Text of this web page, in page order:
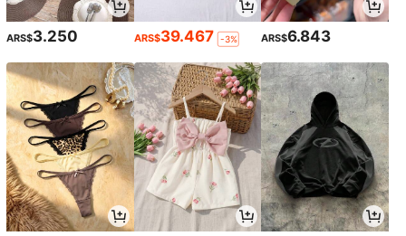
ARS$3.250 ARS$39.467 -3% ARS$6.843